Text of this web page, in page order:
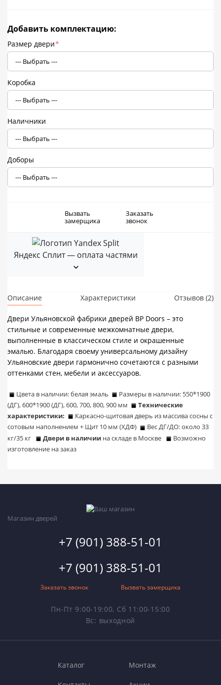
Добавить комплектацию:
Размер двери*
Коробка
Наличники
Доборы
Вызвать
замерщика
Заказать
звонок
Яндекс Сплит — оплата частями
Описание Характеристики Отзывов (2)
Двери Ульяновской фабрики дверей BP Doors – это
стильные и современные межкомнатные двери,
выполненные в классическом стиле и окрашенные
эмалью. Благодаря своему универсальному дизайну
Ульяновские двери гармонично сочетаются с разными
оттенками стен, мебели и аксессуаров.
Цвета в наличии: белая эмаль
Размеры в наличии: 550*1900
(ДГ), 600*1900 (ДГ), 600, 700, 800, 900 мм
Технические
характеристики:
Каркасно-щитовая дверь из массива сосны с
сотовым наполнением + Щит 10 мм (ХДФ)
Вес ДГ/ДО: около 33
кг/35 кг
Двери в наличии на складе в Москве
Возможно
изготовление на заказ
Магазин дверей
+7 (901) 388-51-01
+7 (901) 388-51-01
Заказать звонок Вызвать замерщика
Пн-Пт 9:00-19:00, Сб 11:00-15:00
Вс: выходной
Каталог Монтаж